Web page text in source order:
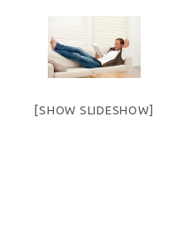
[SHOW SLIDESHOW]